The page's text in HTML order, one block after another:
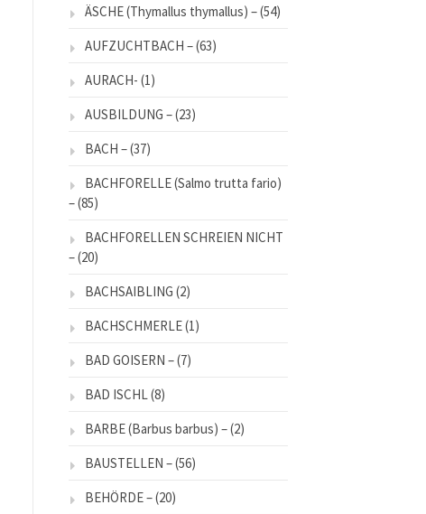
ÄSCHE (Thymallus thymallus) –(54)
AUFZUCHTBACH –(63)
AURACH- (1)
AUSBILDUNG –(23)
BACH –(37)
BACHFORELLE (Salmo trutta fario)
–(85)
BACHFORELLEN SCHREIEN NICHT
–(20)
BACHSAIBLING (2)
BACHSCHMERLE(1)
BAD GOISERN –(7)
BAD ISCHL(8)
BARBE (Barbus barbus) –(2)
BAUSTELLEN –(56)
BEHÖRDE –(20)